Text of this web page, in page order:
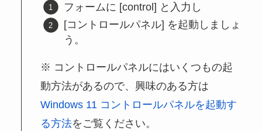
フォームに [control] と入力し
[コントロールパネル] を起動しましょ
う。
コントロールパネルにはいくつもの起
動方法があるので、興味のある方は
Windows 11 コントロールパネルを起動す
る方法をご覧ください。